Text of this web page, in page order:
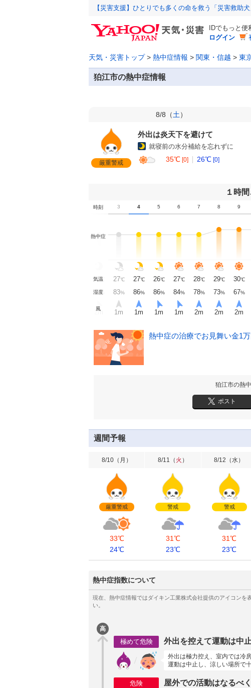
【災害支援】ひとりでも多くの命を救う「災害救助
IDでもっと便
ログイン
天気・災害トップ> 熱中症情報 > 関東・信越 > 東
狛江市の熱中症情報
8/8（土）
厳重警戒
外出は炎天下を避けて
就寝前の水分補給を忘れずに
35℃ [0] 26℃ [0]
１時
時刻
2 3 4 5 6 7 8 9
熱中症
気温
27℃ 27℃ 27℃ 26℃ 27℃ 28℃ 29℃ 30℃
湿度
83% 83% 86% 86% 84% 78% 73% 67%
風
2m 1 m 1m 1m 1m 2m 2m 2m
熱中症の治療でお見舞い金1
狛江市の熱
ポスト
週間予報
8/10（ 月 ）
厳重警戒
33℃
24℃
8/11 （ 火 ）
警戒
31℃
23℃
8/12 （水）
警戒
31℃
23℃
熱中症指数について
高
極めて危険 外出を控えて運動は中
外出は極力控え、室内では冷房
運動は中止し、涼しい場所で
危険 屋外での活動はなるべ